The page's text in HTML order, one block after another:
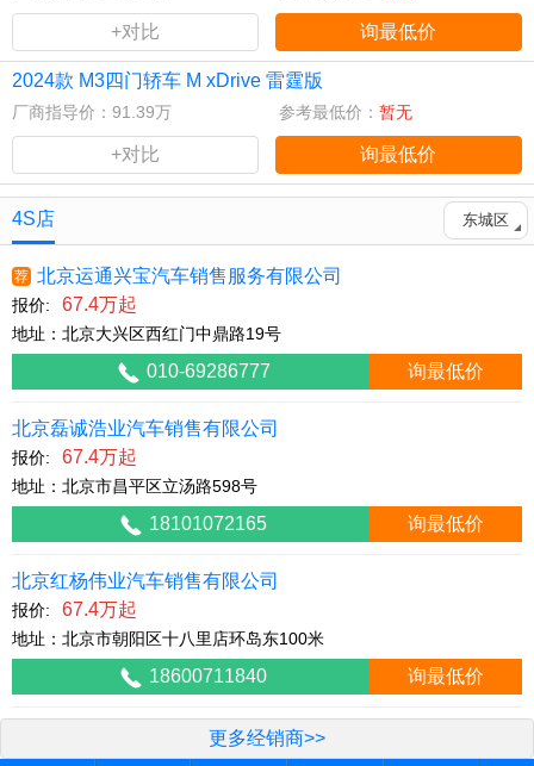
+对比 询最低价
2024款 M3四门轿车 M xDrive 雷霆版
厂商指导价：91.39万 参考最低价： 暂无
+对比 询最低价
4S店 东城区
荐 北京运通兴宝汽车销售服务有限公司
报价: 67.4万起
地址：北京大兴区西红门中鼎路19号
010-69286777 询最低价
北京磊诚浩业汽车销售有限公司
报价: 67.4万起
地址：北京市昌平区立汤路598号
18101072165 询最低价
北京红杨伟业汽车销售有限公司
报价: 67.4万起
地址：北京市朝阳区十八里店环岛东100米
18600711840 询最低价
更多经销商>>